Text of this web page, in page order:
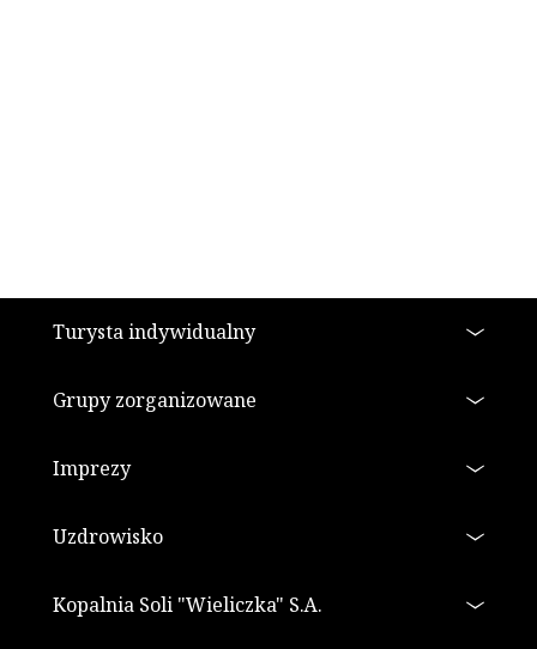
Stopka
Turysta indywidualny
Grupy zorganizowane
Imprezy
Uzdrowisko
Kopalnia Soli "Wieliczka" S.A.